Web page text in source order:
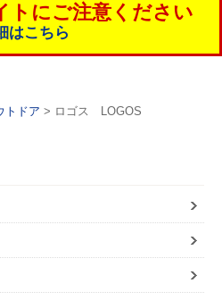
トにご注意ください
はこちら
トドア > ロゴス LOGOS